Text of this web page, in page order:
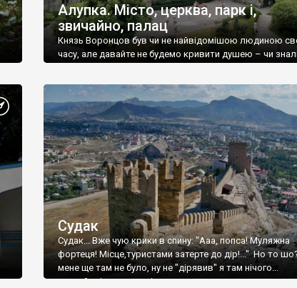
Алупка. Місто, церква, парк і,
звичайно, палац
Князь Воронцов був чи не найвідомішою людиною
часу, але давайте не будемо кривити душею – чи
Судак
Судак... Вже чую крики в спину: "Ааа, попса! Муляжна
фортеця! Місце,туристами затерте до дір!..." Но то
мене ще там не було, ну не "дірявив" я там нічого...
принаймні до цього літа.